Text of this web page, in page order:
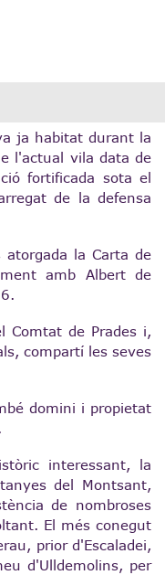
ja habitat durant la
l'actual vila data de
fortificada sota el
de la defensa
atorgada la Carta de
amb Albert de
Comtat de Prades i,
compartí les seves
domini i propietat
interessant, la
del Montsant,
de nombroses
El més conegut
prior d'Escaladei,
d'Ulldemolins, per